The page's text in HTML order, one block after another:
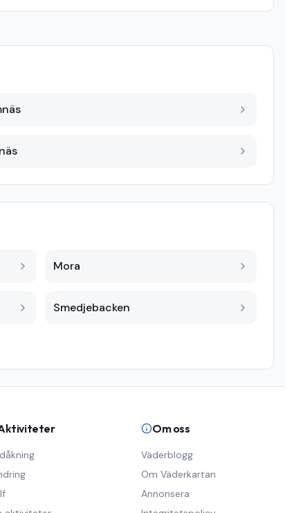
Mora
Smedjebacken
Om oss
Väderblogg
Om Väderkartan
Annonsera